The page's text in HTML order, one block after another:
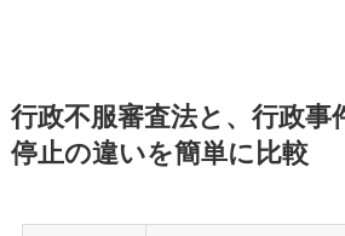
行政不服審査法と、行政事
停止の違いを簡単に比較